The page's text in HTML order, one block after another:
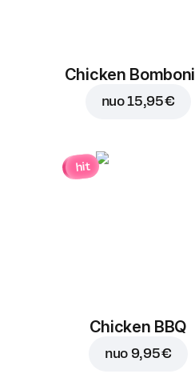
Chicken Bomboni
nuo15,95 €
hit
Chicken BBQ
nuo 9,95 €